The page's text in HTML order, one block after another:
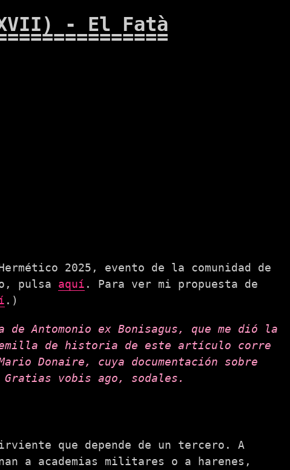
- El Fatà
2025, evento de la comunidad de
pulsa aquí . Para ver mi propuesta de
.)
Antomonio ex Bonisagus, que me dió la
de historia de este artículo corre
Donaire, cuya documentación sobre
vobis ago, sodales.
que depende de un tercero. A
a academias militares o a harenes,